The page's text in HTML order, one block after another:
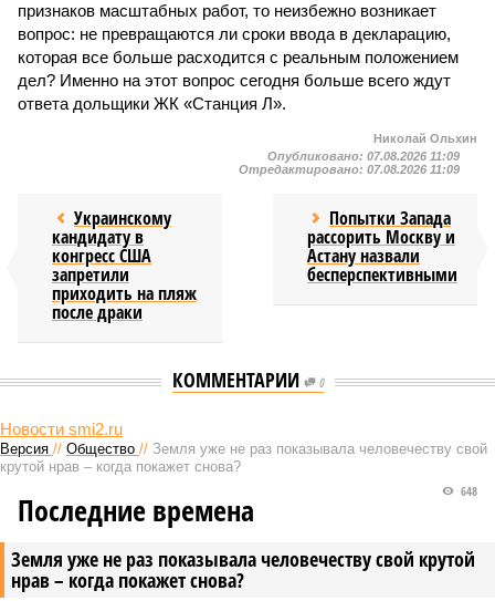
признаков масштабных работ, то неизбежно возникает
вопрос: не превращаются ли сроки ввода в декларацию,
которая все больше расходится с реальным положением
дел? Именно на этот вопрос сегодня больше всего ждут
ответа дольщики ЖК «Станция Л».
Николай Ольхин
Опубликовано: 07.08.2026 11:09
Отредактировано: 07.08.2026 11:09
Украинскому
кандидату в
конгресс США
запретили
приходить на пляж
после драки
Попытки Запада
рассорить Москву и
Астану назвали
бесперспективными
КОММЕНТАРИИ 0
Новости smi2.ru
Версия // Общество // Земля уже не раз показывала человечеству свой
крутой нрав – когда покажет снова?
Земля уже не раз показывала человечеству свой крутой
нрав – когда покажет снова?
648
Последние времена